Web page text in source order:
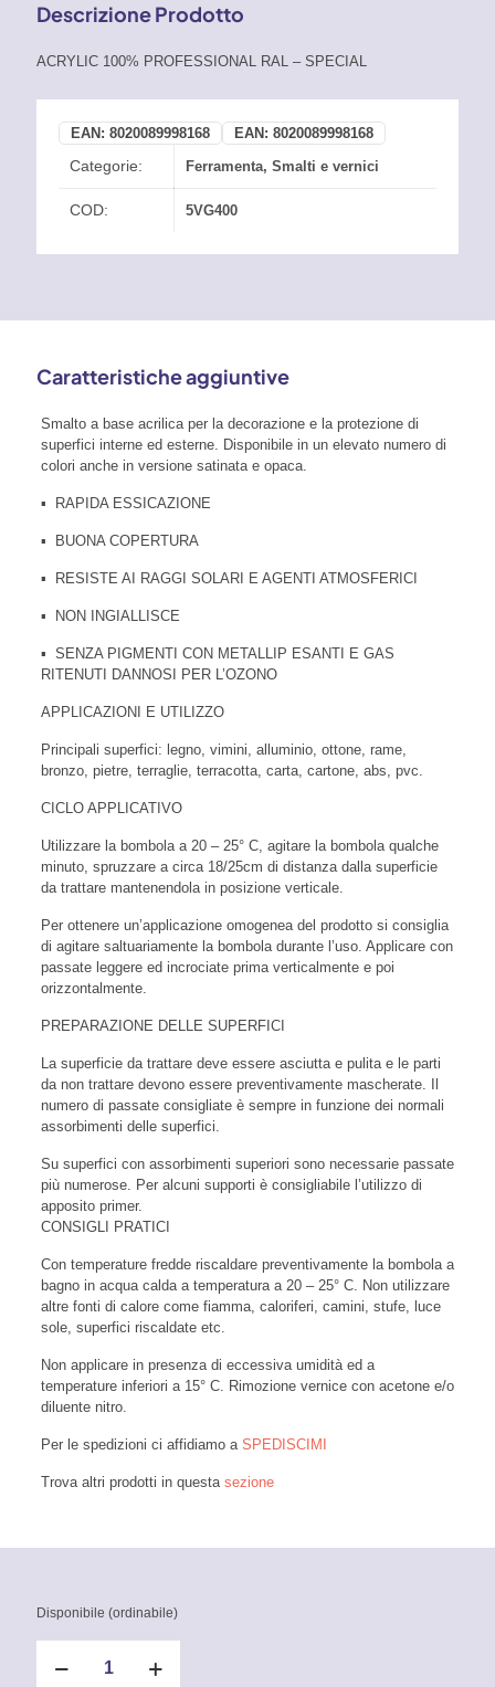
Descrizione Prodotto
ACRYLIC 100% PROFESSIONAL RAL – SPECIAL
EAN: 8020089998168 EAN: 8020089998168
Categorie: Ferramenta, Smalti e vernici
COD: 5VG400
Caratteristiche aggiuntive
Smalto a base acrilica per la decorazione e la protezione di
superfici interne ed esterne. Disponibile in un elevato numero di
colori anche in versione satinata e opaca.
▪ RAPIDA ESSICAZIONE
▪ BUONA COPERTURA
▪ RESISTE AI RAGGI SOLARI E AGENTI ATMOSFERICI
▪ NON INGIALLISCE
▪ SENZA PIGMENTI CON METALLIP ESANTI E GAS
RITENUTI DANNOSI PER L’OZONO
APPLICAZIONI E UTILIZZO
Principali superfici: legno, vimini, alluminio, ottone, rame,
bronzo, pietre, terraglie, terracotta, carta, cartone, abs, pvc.
CICLO APPLICATIVO
Utilizzare la bombola a 20 – 25° C, agitare la bombola qualche
minuto, spruzzare a circa 18/25cm di distanza dalla superficie
da trattare mantenendola in posizione verticale.
Per ottenere un’applicazione omogenea del prodotto si consiglia
di agitare saltuariamente la bombola durante l’uso. Applicare con
passate leggere ed incrociate prima verticalmente e poi
orizzontalmente.
PREPARAZIONE DELLE SUPERFICI
La superficie da trattare deve essere asciutta e pulita e le parti
da non trattare devono essere preventivamente mascherate. Il
numero di passate consigliate è sempre in funzione dei normali
assorbimenti delle superfici.
Su superfici con assorbimenti superiori sono necessarie passate
più numerose. Per alcuni supporti è consigliabile l’utilizzo di
apposito primer.
CONSIGLI PRATICI
Con temperature fredde riscaldare preventivamente la bombola a
bagno in acqua calda a temperatura a 20 – 25° C. Non utilizzare
altre fonti di calore come fiamma, caloriferi, camini, stufe, luce
sole, superfici riscaldate etc.
Non applicare in presenza di eccessiva umidità ed a
temperature inferiori a 15° C. Rimozione vernice con acetone e/o
diluente nitro.
Per le spedizioni ci affidiamo a SPEDISCIMI
Trova altri prodotti in questa sezione
Disponibile (ordinabile)
acrilico